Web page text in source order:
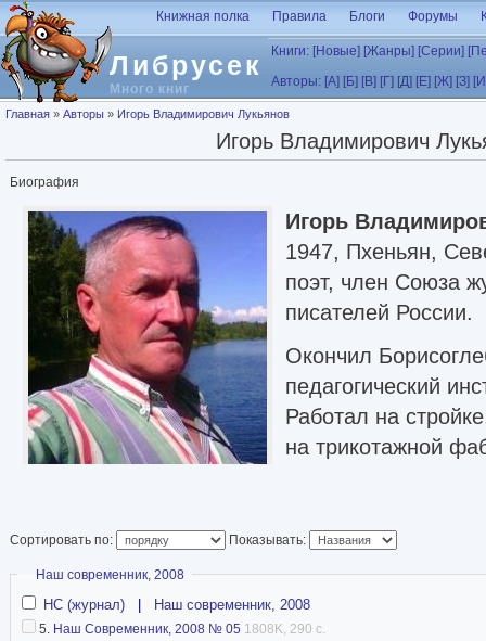
Перейти к основному содержанию
Либрусек
Много книг
Книжная полка Правила Блоги Форумы
Книги: [Новые] [Жанры] [Серии]
Авторы: [А] [Б] [В] [Г] [Д] [Е] [Ж] [З]
Вы здесь
Главная » Авторы » Игорь Владимирович Лукьянов
Игорь Владимирович
Биография
Игорь
1947, Пхеньян,
поэт, член Союза
писателей России.
Окончил
педагогический
Работал на
на трикотажной
многочисленных публикаций в журналах
современник».Живет в городе Борисоглебске
источник
Сортировать по: Показывать:
Скрыть
Наш современник, 2008
НС (журнал) Наш современник, 2008
5. Наш Современник, 2008 № 05 1808K, 290 с.